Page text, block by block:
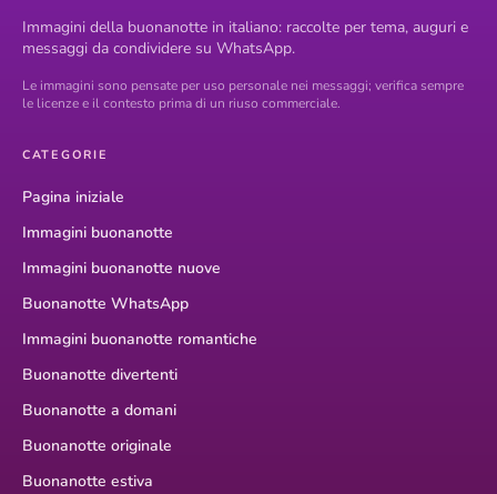
Immagini della buonanotte in italiano: raccolte per tema, auguri e
messaggi da condividere su WhatsApp.
Le immagini sono pensate per uso personale nei messaggi; verifica sempre
le licenze e il contesto prima di un riuso commerciale.
CATEGORIE
Pagina iniziale
Immagini buonanotte
Immagini buonanotte nuove
Buonanotte WhatsApp
Immagini buonanotte romantiche
Buonanotte divertenti
Buonanotte a domani
Buonanotte originale
Buonanotte estiva